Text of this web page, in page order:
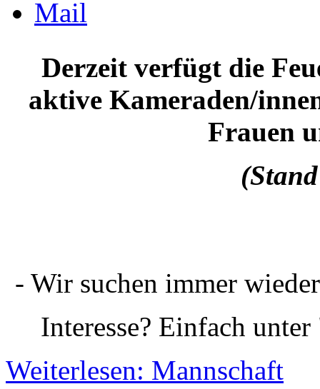
Derzeit verfügt die
aktive Kameraden/
Frauen
- Wir suchen immer
Interesse? Einfach
Weiterlesen: Mannschaft